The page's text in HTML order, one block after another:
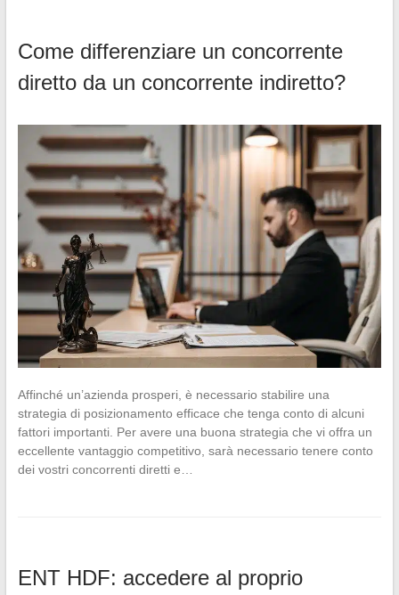
Come differenziare un concorrente
diretto da un concorrente indiretto?
Affinché un’azienda prosperi, è necessario stabilire una
strategia di posizionamento efficace che tenga conto di alcuni
fattori importanti. Per avere una buona strategia che vi offra un
eccellente vantaggio competitivo, sarà necessario tenere conto
dei vostri concorrenti diretti e…
ENT HDF: accedere al proprio